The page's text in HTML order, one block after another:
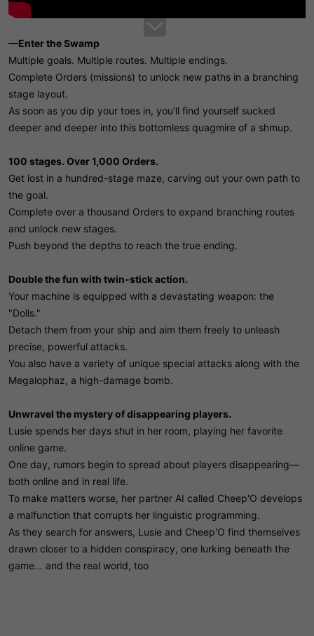
—Enter the Swamp
Multiple goals. Multiple routes. Multiple endings.
Complete Orders (missions) to unlock new paths in a branching
stage layout.
As soon as you dip your toes in, you'll find yourself sucked
deeper and deeper into this bottomless quagmire of a shmup.
100 stages. Over 1,000 Orders.
Get lost in a hundred-stage maze, carving out your own path to
the goal.
Complete over a thousand Orders to expand branching routes
and unlock new stages.
Push beyond the depths to reach the true ending.
Double the fun with twin-stick action.
Your machine is equipped with a devastating weapon: the
"Dolls."
Detach them from your ship and aim them freely to unleash
precise, powerful attacks.
You also have a variety of unique special attacks along with the
Megalophaz, a high-damage bomb.
Unwravel the mystery of disappearing players.
Lusie spends her days shut in her room, playing her favorite
online game.
One day, rumors begin to spread about players disappearing—
both online and in real life.
To make matters worse, her partner AI called Cheep'O develops
a malfunction that corrupts her linguistic programming.
As they search for answers, Lusie and Cheep'O find themselves
drawn closer to a hidden conspiracy, one lurking beneath the
game... and the real world, too